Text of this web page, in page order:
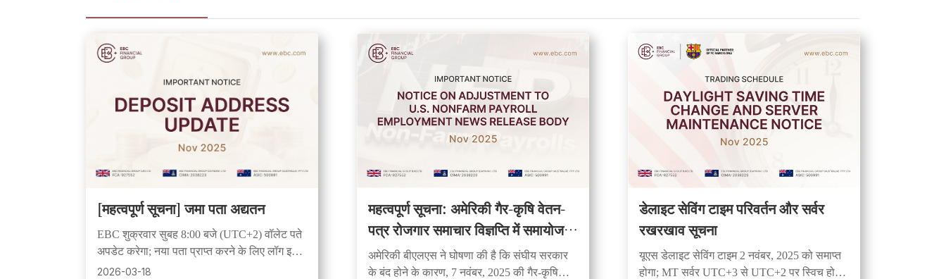
[महत्वपूर्ण सूचना] जमा पता अद्यतन
EBC शुक्रवार सुबह 8:00 बजे (UTC+2) वॉलेट पते
अपडेट करेगा; नया पता प्राप्त करने के लिए लॉग इन
करें। पुराने पतों पर भेजी गई धनराशि सुरक्षित रहती है
2026-03-18
महत्वपूर्ण सूचना: अमेरिकी गैर-कृषि वेतन-
पत्र रोजगार समाचार विज्ञप्ति में समायोजन
पर सूचना
अमेरिकी बीएलएस ने घोषणा की है कि संघीय सरकार
के बंद होने के कारण, 7 नवंबर, 2025 की गैर-कृषि
डेलाइट सेविंग टाइम परिवर्तन और सर्वर
रखरखाव सूचना
यूएस डेलाइट सेविंग टाइम 2 नवंबर, 2025 को समाप्त
होगा; MT सर्वर UTC+3 से UTC+2 पर स्विच हो